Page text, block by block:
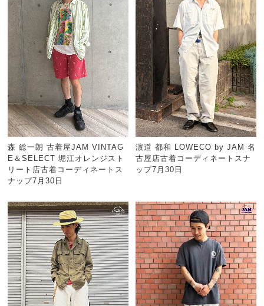
森 総一朗 古着屋JAM VINTAG
E＆SELECT 堀江オレンジスト
リート店古着コーディネートス
ナップ7月30日
濵道 都和 LOWECO by JAM 名
古屋店古着コーディネートスナ
ップ7月30日